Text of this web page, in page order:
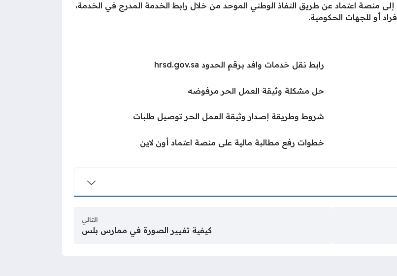
إلى منصة اعتماد عن طريق النفاذ الوطني الموحد من خلال رابط الخدمة المدرج في الخدمة،
أو للجهات الحكومية.
رابط نقل خدمات وافد برقم الحدود hrsd.gov.sa
حل مشكلة وثيقة العمل الحر مرفوضه
شروط وطريقة إصدار وثيقة العمل الحر توصيل طلبات
خطوات رفع مطالبة مالية على منصة اعتماد أون لاين
التالي
كيفية تغيير الصورة في ممارس بلس